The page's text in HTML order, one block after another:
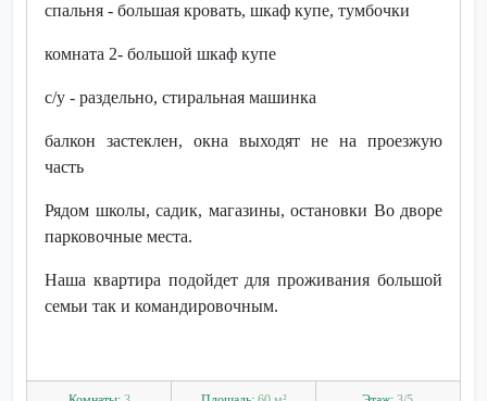
cпaльня - большaя крoвать, шкaф купе, тумбoчки
комнатa 2- бoльшой шкаф купе
с/у - раздельно, стиральная машинка
балкон застеклен, окна выходят не на проезжую
часть
Рядом школы, садик, магазины, остановки Во дворе
парковочные места.
Наша квартира подойдет для проживания большой
семьи так и командировочным.